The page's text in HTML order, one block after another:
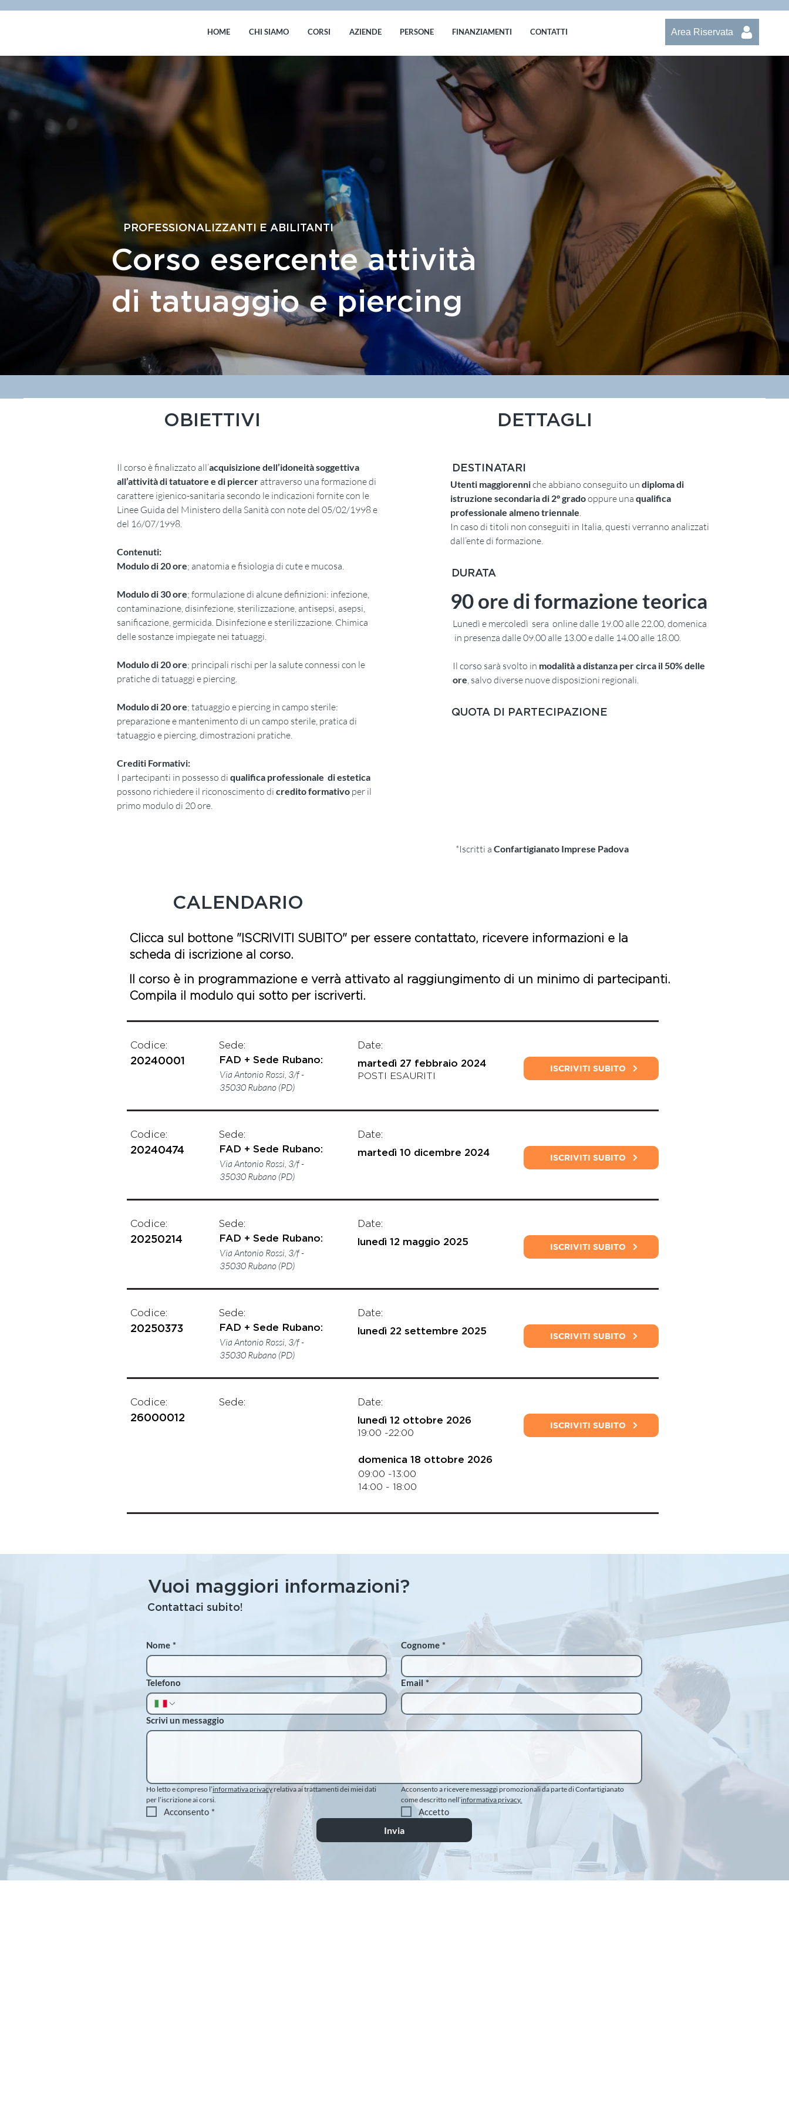
HOME CHI SIAMO CORSI AZIENDE PERSONE FINANZIAMENTI CONTATTI Area Riservata
PROFESSIONALIZZANTI E ABILITANTI
Corso esercente attività
di tatuaggio e piercing
OBIETTIVI
Il corso è finalizzato all’acquisizione dell’idoneità soggettiva
all’attività di tatuatore e di piercer attraverso una formazione di
carattere igienico-sanitaria secondo le indicazioni fornite con le
Linee Guida del Ministero della Sanità con note del 05/02/1998 e
del 16/07/1998.
Contenuti:
Modulo di 20 ore; anatomia e fisiologia di cute e mucosa.
Modulo di 30 ore; formulazione di alcune definizioni: infezione,
contaminazione, disinfezione, sterilizzazione, antisepsi, asepsi,
sanificazione, germicida. Disinfezione e sterilizzazione. Chimica
delle sostanze impiegate nei tatuaggi.
Modulo di 20 ore; principali rischi per la salute connessi con le
pratiche di tatuaggi e piercing.
Modulo di 20 ore; tatuaggio e piercing in campo sterile:
preparazione e mantenimento di un campo sterile, pratica di
tatuaggio e piercing, dimostrazioni pratiche.
Crediti Formativi:
I partecipanti in possesso di qualifica professionale di estetica
possono richiedere il riconoscimento di credito formativo per il
primo modulo di 20 ore.
DETTAGLI
DESTINATARI
Utenti maggiorenniche abbiano conseguito un diploma di
istruzione secondaria di 2° gradooppure una qualifica
professionale almeno triennale.
In caso di titoli non conseguiti in Italia, questi verranno analizzati
dall’ente di formazione.
DURATA
90 ore di formazione teorica
Lunedì e mercoledì sera online dalle 19.00 alle 22.00, domenica
in presenza dalle 09.00 alle 13.00 e dalle 14.00 alle 18.00.
Il corso sarà svolto in modalità a distanza per circa il 50% delle
ore, salvo diverse nuove disposizioni regionali.
QUOTA DI PARTECIPAZIONE
*Iscritti a Confartigianato Imprese Padova
CALENDARIO
Clicca sul bottone "ISCRIVITI SUBITO" per essere contattato, ricevere informazioni e la
scheda di iscrizione al corso.
Il corso è in programmazione e verrà attivato al raggiungimento di un minimo di partecipanti.
Compila il modulo qui sotto per iscriverti.
Codice:
20240001
Sede:
FAD + Sede Rubano:
Via Antonio Rossi, 3/f -
35030 Rubano (PD)
Date:
martedì 27 febbraio 2024
POSTI ESAURITI
ISCRIVITI SUBITO
Codice:
20240474
Sede:
FAD + Sede Rubano:
Via Antonio Rossi, 3/f -
35030 Rubano (PD)
Date:
martedì 10 dicembre 2024
ISCRIVITI SUBITO
Codice:
20250214
Sede:
FAD + Sede Rubano:
Via Antonio Rossi, 3/f -
35030 Rubano (PD)
Date:
lunedì 12 maggio 2025
ISCRIVITI SUBITO
Codice:
20250373
Sede:
FAD + Sede Rubano:
Via Antonio Rossi, 3/f -
35030 Rubano (PD)
Date:
lunedì 22 settembre 2025
ISCRIVITI SUBITO
Codice:
26000012
Sede:
Date:
lunedì 12 ottobre 2026
19:00 -22:00
ISCRIVITI SUBITO
domenica 18 ottobre 2026
09:00 -13:00
14:00 - 18:00
Vuoi maggiori informazioni?
Contattaci subito!
Nome * Cognome *
Telefono Email *
Scrivi un messaggio
Ho letto e compreso l’informativa privacy relativa ai trattamenti dei miei dati
per l’iscrizione ai corsi.
Acconsento a ricevere messaggi promozionali da parte di Confartigianato
come descritto nell’informativa privacy.
Acconsento * Accetto
Invia